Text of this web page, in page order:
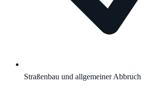
Straßenbau und allgemeiner Abbruch